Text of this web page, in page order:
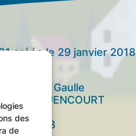
des
de
créée le 29 janvier 2018
de Gaulle
ROCQUENCOURT
000 28